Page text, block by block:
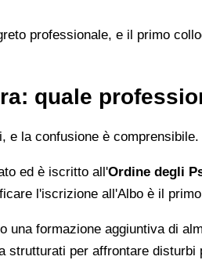
professionale, e il primo
quale
la confusione è
ed è iscritto all'Ordine degli
l'iscrizione all'Albo è il
formazione aggiuntiva di
per affrontare